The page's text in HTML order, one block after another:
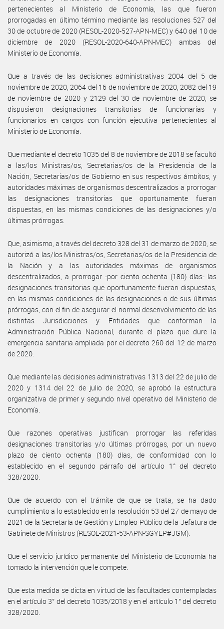
pertenecientes al Ministerio de Economía, las que fueron
prorrogadas en último término mediante las resoluciones 527 del
30 de octubre de 2020 (RESOL-2020-527-APN-MEC) y 640 del 10 de
diciembre de 2020 (RESOL-2020-640-APN-MEC) ambas del
Ministerio de Economía.
Que a través de las decisiones administrativas 2004 del 5 de
noviembre de 2020, 2064 del 16 de noviembre de 2020, 2082 del 19
de noviembre de 2020 y 2129 del 30 de noviembre de 2020, se
dispusieron designaciones transitorias de funcionarias y
funcionarios en cargos con función ejecutiva pertenecientes al
Ministerio de Economía.
Que mediante el decreto 1035 del 8 de noviembre de 2018 se facultó
a las/los Ministras/os, Secretarias/os de la Presidencia de la
Nación, Secretarias/os de Gobierno en sus respectivos ámbitos, y
autoridades máximas de organismos descentralizados a prorrogar
las designaciones transitorias que oportunamente fueran
dispuestas, en las mismas condiciones de las designaciones y/o
últimas prórrogas.
Que, asimismo, a través del decreto 328 del 31 de marzo de 2020, se
autorizó a las/los Ministras/os, Secretarias/os de la Presidencia de
la Nación y a las autoridades máximas de organismos
descentralizados, a prorrogar -por ciento ochenta (180) días- las
designaciones transitorias que oportunamente fueran dispuestas,
en las mismas condiciones de las designaciones o de sus últimas
prórrogas, con el fin de asegurar el normal desenvolvimiento de las
distintas Jurisdicciones y Entidades que conforman la
Administración Pública Nacional, durante el plazo que dure la
emergencia sanitaria ampliada por el decreto 260 del 12 de marzo
de 2020.
Que mediante las decisiones administrativas 1313 del 22 de julio de
2020 y 1314 del 22 de julio de 2020, se aprobó la estructura
organizativa de primer y segundo nivel operativo del Ministerio de
Economía.
Que razones operativas justifican prorrogar las referidas
designaciones transitorias y/o últimas prórrogas, por un nuevo
plazo de ciento ochenta (180) días, de conformidad con lo
establecido en el segundo párrafo del artículo 1° del decreto
328/2020.
Que de acuerdo con el trámite de que se trata, se ha dado
cumplimiento a lo establecido en la resolución 53 del 27 de mayo de
2021 de la Secretaría de Gestión y Empleo Público de la Jefatura de
Gabinete de Ministros (RESOL-2021-53-APN-SGYEP#JGM).
Que el servicio jurídico permanente del Ministerio de Economía ha
tomado la intervención que le compete.
Que esta medida se dicta en virtud de las facultades contempladas
en el artículo 3° del decreto 1035/2018 y en el artículo 1° del decreto
328/2020.